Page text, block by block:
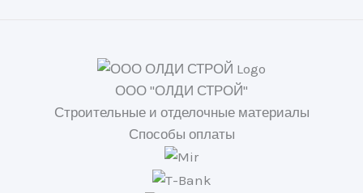
ООО "ОЛДИ СТРОЙ"
Строительные и отделочные материалы
Способы оплаты